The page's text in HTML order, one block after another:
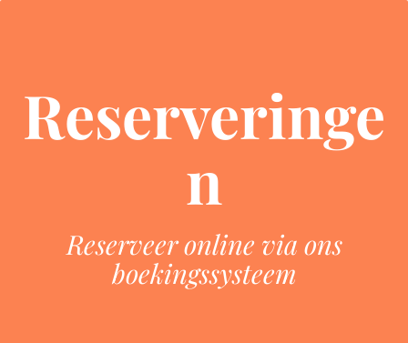
Reserveringe
n
Reserveer online via ons
boekingssysteem